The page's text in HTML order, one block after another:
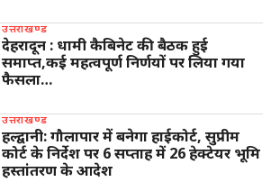
उत्तराखण्ड
देहरादून : धामी कैबिनेट की बैठक हुई
समाप्त,कई महत्वपूर्ण निर्णयों पर लिया गया
फैसला…
उत्तराखण्ड
हल्द्वानी: गौलापार में बनेगा हाईकोर्ट, सुप्रीम
कोर्ट के निर्देश पर 6 सप्ताह में 26 हेक्टेयर भूमि
हस्तांतरण के आदेश